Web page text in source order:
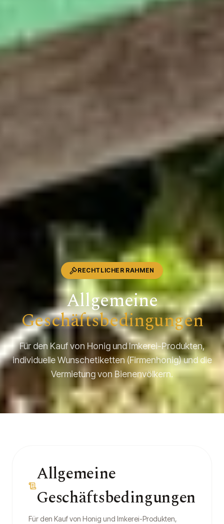
RECHTLICHER RAHMEN
Allgemeine
Geschäftsbedingungen
Für den Kauf von Honig und Imkerei-Produkten,
individuelle Wunschetiketten (Firmenhonig) und die
Vermietung von Bienenvölkern.
Allgemeine
Geschäftsbedingungen
Für den Kauf von Honig und Imkerei-Produkten,